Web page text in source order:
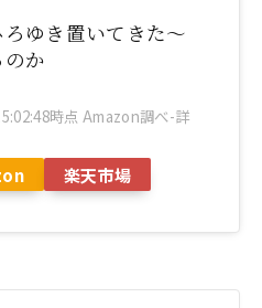
ゆき置いてきた～
か
時点 Amazon調べ-詳
楽天市場